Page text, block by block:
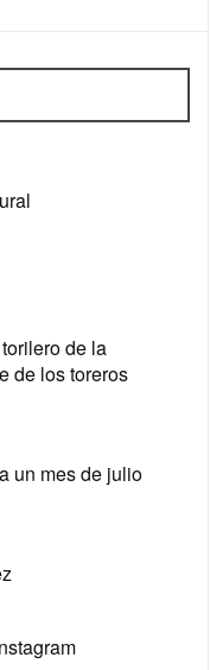
de la
de los toreros
un mes de julio